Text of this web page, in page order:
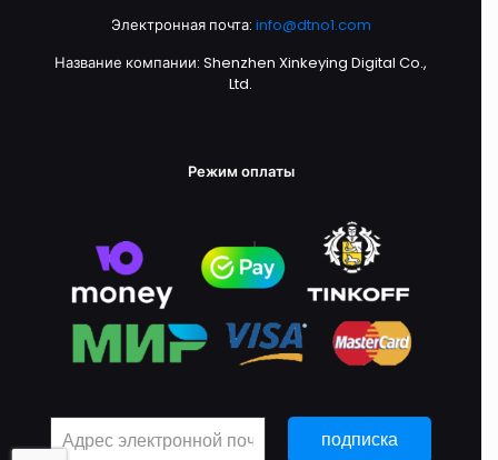
Электронная почта: info@dtno1.com
Название компании: Shenzhen Xinkeying Digital Co.,
Ltd.
Режим оплаты